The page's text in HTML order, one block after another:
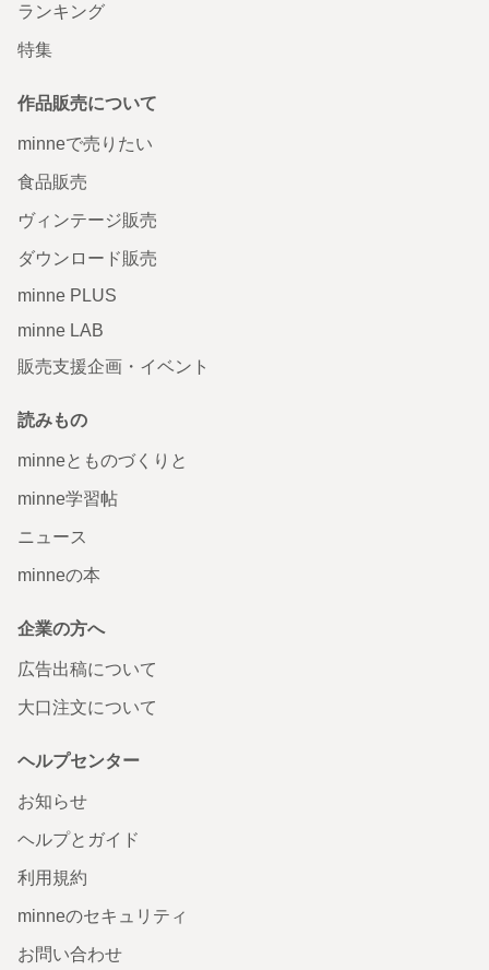
ランキング
特集
作品販売について
minneで売りたい
食品販売
ヴィンテージ販売
ダウンロード販売
minne PLUS
minne LAB
販売支援企画・イベント
読みもの
minneとものづくりと
minne学習帖
ニュース
minneの本
企業の方へ
広告出稿について
大口注文について
ヘルプセンター
お知らせ
ヘルプとガイド
利用規約
minneのセキュリティ
お問い合わせ